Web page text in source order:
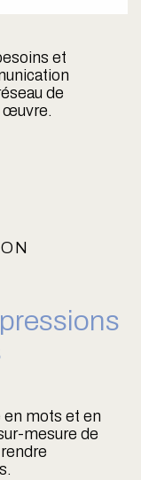
et
de
œuvre.
en mots et en
mesure de